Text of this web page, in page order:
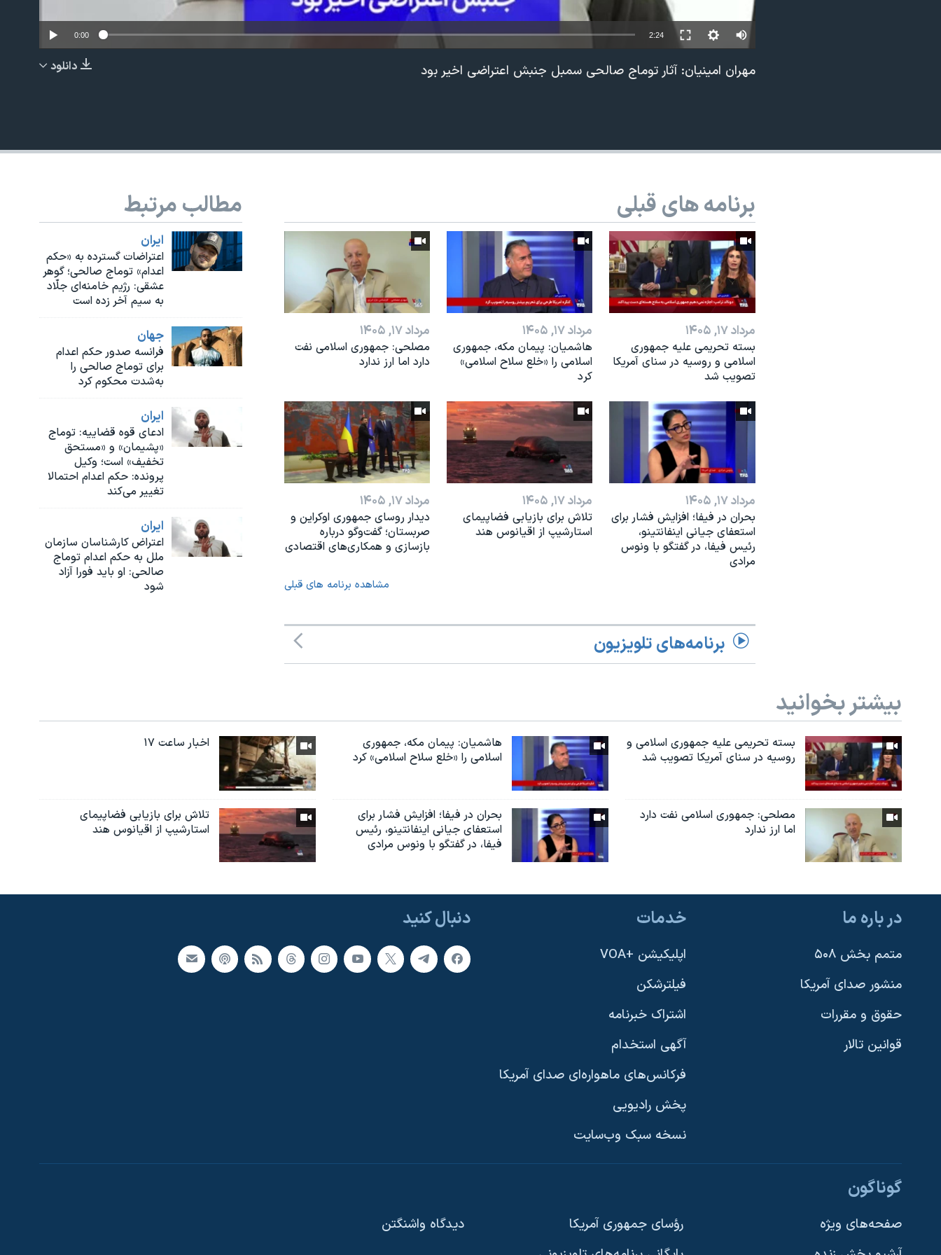
دنبال کنید
EMBED
0:00 2:24
دانلود مهران امینیان: آثار توماج صالحی سمبل جنبش اعتراضی اخیر بود
مطالب مرتبط
ايران
اعتراضات گسترده به «حکم
اعدام» توماج صالحی؛ گوهر
عشقی:‌ رژیم خامنه‌ای جلّاد
به سیم آخر زده است‌
جهان
فرانسه صدور حکم اعدام
برای توماج صالحی را
به‌شدت محکوم کرد
ايران
ادعای قوه قضاییه: توماج
«پشیمان» و «مستحق
تخفیف» است؛ وکیل
پرونده: حکم اعدام احتمالا
تغییر می‌کند
ايران
اعتراض کارشناسان سازمان
ملل به حکم اعدام توماج
صالحی: او باید فورا آزاد
شود
برنامه های قبلی
مرداد ۱۷, ۱۴۰۵
بسته تحریمی علیه جمهوری
اسلامی و روسیه در سنای آمریکا
تصویب شد
مرداد ۱۷, ۱۴۰۵
هاشمیان: پیمان مکه، جمهوری
اسلامی را «خلع سلاح اسلامی»
کرد
مرداد ۱۷, ۱۴۰۵
مصلحی: جمهوری اسلامی نفت
دارد اما ارز ندارد
مرداد ۱۷, ۱۴۰۵
بحران در فیفا؛ افزایش فشار برای
استعفای جیانی اینفانتینو،
رئیس فیفا، در گفتگو با ونوس
مرادی
مرداد ۱۷, ۱۴۰۵
تلاش برای بازیابی فضاپیمای
استارشیپ از اقیانوس هند
مرداد ۱۷, ۱۴۰۵
دیدار روسای جمهوری اوکراین و
صربستان؛ گفت‌وگو درباره
بازسازی و همکاری‌های اقتصادی
مشاهده برنامه های قبلی
برنامه‌های تلویزیون
بیشتر بخوانید
بسته تحریمی علیه جمهوری اسلامی و
روسیه در سنای آمریکا تصویب شد
هاشمیان: پیمان مکه، جمهوری
اسلامی را «خلع سلاح اسلامی» کرد
اخبار ساعت ۱۷
مصلحی: جمهوری اسلامی نفت دارد
اما ارز ندارد
بحران در فیفا؛ افزایش فشار برای
استعفای جیانی اینفانتینو، رئیس
فیفا، در گفتگو با ونوس مرادی
تلاش برای بازیابی فضاپیمای
استارشیپ از اقیانوس هند
دنبال کنید در باره ما
متمم بخش ۵۰۸
منشور صدای آمریکا
حقوق و مقررات
قوانین تالار
خدمات
اپلیکیشن +VOA
فیلترشکن
اشتراک خبرنامه
آگهی استخدام
فرکانس‌های ماهواره‌ای صدای آمریکا
پخش رادیویی
نسخه سبک وب‌سایت
گوناگون
صفحه‌های ویژه
رؤسای جمهوری آمریکا
دیدگاه‌ واشنگتن